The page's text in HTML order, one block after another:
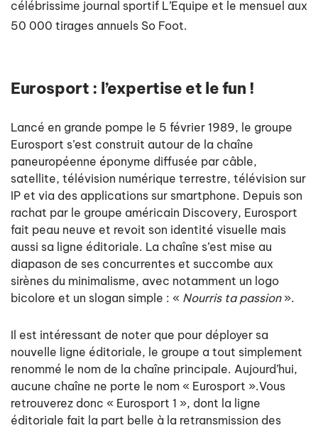
célébrissime journal sportif L’Equipe et le mensuel aux
50 000 tirages annuels So Foot.
Eurosport : l’expertise et le fun !
Lancé en grande pompe le 5 février 1989, le groupe
Eurosport s’est construit autour de la chaîne
paneuropéenne éponyme diffusée par câble,
satellite, télévision numérique terrestre, télévision sur
IP et via des applications sur smartphone. Depuis son
rachat par le groupe américain Discovery, Eurosport
fait peau neuve et revoit son identité visuelle mais
aussi sa ligne éditoriale. La chaîne s’est mise au
diapason de ses concurrentes et succombe aux
sirènes du minimalisme, avec notamment un logo
bicolore et un slogan simple : « Nourris ta passion».
Il est intéressant de noter que pour déployer sa
nouvelle ligne éditoriale, le groupe a tout simplement
renommé le nom de la chaîne principale. Aujourd’hui,
aucune chaîne ne porte le nom « Eurosport ».Vous
retrouverez donc « Eurosport 1 », dont la ligne
éditoriale fait la part belle à la retransmission des